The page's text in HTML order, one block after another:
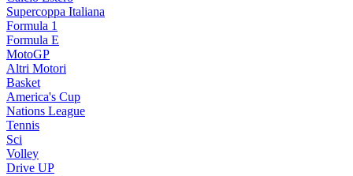
Supercoppa Italiana
Formula 1
Formula E
MotoGP
Altri Motori
Basket
America's Cup
Nations League
Tennis
Sci
Volley
Drive UP